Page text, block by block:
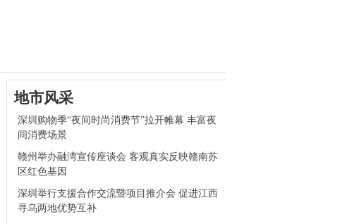
地市风采
深圳购物季“夜间时尚消费节”拉开帷幕 丰富夜
间消费场景
赣州举办融湾宣传座谈会 客观真实反映赣南苏
区红色基因
深圳举行支援合作交流暨项目推介会 促进江西
寻乌两地优势互补